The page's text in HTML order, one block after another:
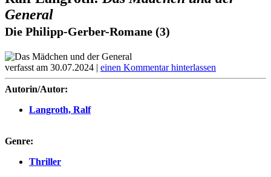
General
Die Philipp-Gerber-Romane (3)
verfasst am 30.07.2024 | einen Kommentar hinterlassen
Autorin/Autor:
Langroth, Ralf
Genre:
Thriller